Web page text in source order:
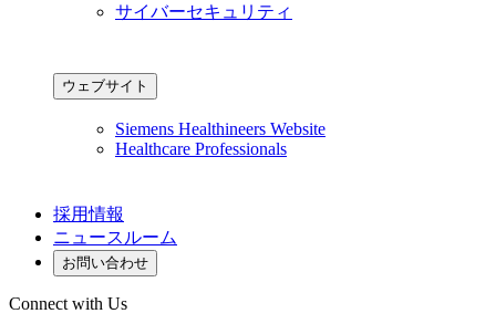
サイバーセキュリティ
ウェブサイト
Siemens Healthineers Website
Healthcare Professionals
採用情報
ニュースルーム
お問い合わせ
Connect with Us